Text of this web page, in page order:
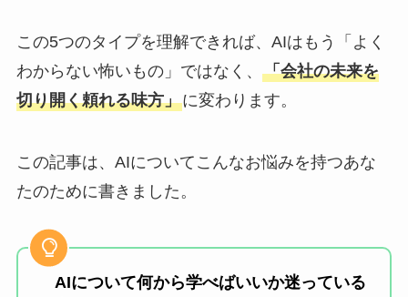
この5つのタイプを理解できれば、AIはもう「よく
わからない怖いもの」ではなく、 「会社の未来を
切り開く頼れる味方」に変わります。
この記事は、AIについてこんなお悩みを持つあな
たのために書きました。
AIについて何から学べばいいか迷っている